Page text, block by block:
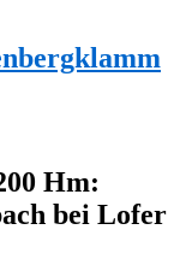
Hm:
bei Lofer